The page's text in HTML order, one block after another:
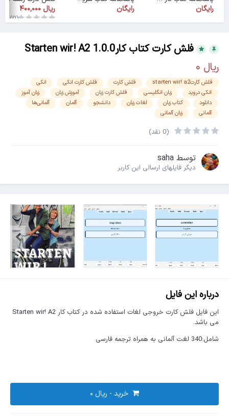
رایگان رایگان
(0)
فلش کارت کتاب کارStarten wir! A2 1.0.0
فلش کارتstarten wir! a2 فلش کارت فلش کارت انکی
انکی
انکی دروید
زبان انگلیسی فلش کارت زبان آموزش زبان
زبان آموز
دانلود
کتاب زبان لغات زبان دانشجو آلمان
آلمانی‌ها
آلمانی
زبان آلمانی
(0 نقد)
توسط saha
دیگر فایل‎های ارسالی این کاربر
درباره این فایل
این فایل فلش کارت خروجی لغات استفاده شده در کتاب کار Starten wir! A2
می باشد.
شامل:340 لغت آلمانی به همراه ترجمه فارسی
خرید -